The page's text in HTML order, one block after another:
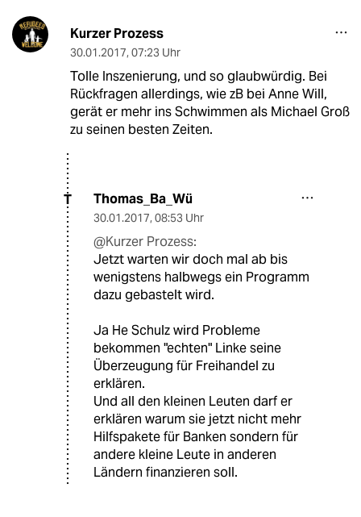
Kurzer Prozess
30.01.2017, 07:23 Uhr
Tolle Inszenierung, und so glaubwürdig. Bei
Rückfragen allerdings, wie zB bei Anne Will,
gerät er mehr ins Schwimmen als Michael Groß
zu seinen besten Zeiten.
T Thomas_Ba_Wü
30.01.2017, 08:53 Uhr
@Kurzer Prozess:
Jetzt warten wir doch mal ab bis
wenigstens halbwegs ein Programm
dazu gebastelt wird.
Ja He Schulz wird Probleme
bekommen "echten" Linke seine
Überzeugung für Freihandel zu
erklären.
Und all den kleinen Leuten darf er
erklären warum sie jetzt nicht mehr
Hilfspakete für Banken sondern für
andere kleine Leute in anderen
Ländern finanzieren soll.